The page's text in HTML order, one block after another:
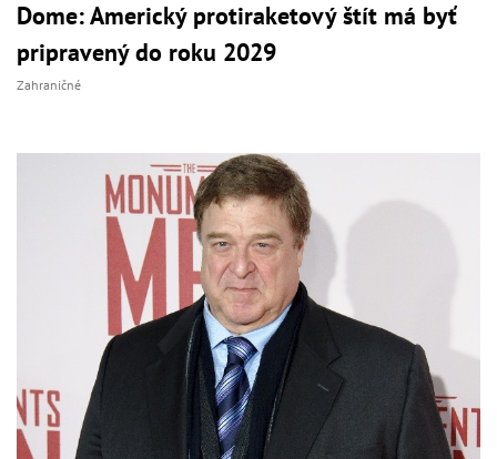
Dome: Americký protiraketový štít má byť
pripravený do roku 2029
Zahraničné